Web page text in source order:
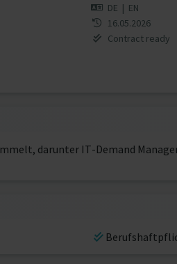
DE | EN
16.05.2026
Contract ready
darunter IT-Demand